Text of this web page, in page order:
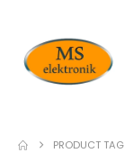
PRODUCT